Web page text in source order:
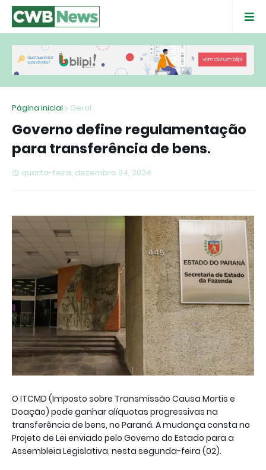
Página inicial Geral
Governo define regulamentação
para transferência de bens.
quarta-feira, dezembro 04, 2024
O ITCMD (Imposto sobre Transmissão Causa Mortis e
Doação) pode ganhar alíquotas progressivas na
transferência de bens, no Paraná. A mudança consta no
Projeto de Lei enviado pelo Governo do Estado para a
Assembleia Legislativa, nesta segunda-feira (02).